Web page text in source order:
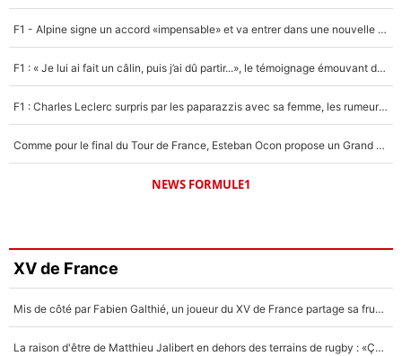
F1 - Alpine signe un accord «impensable» et va entrer dans une nouvelle dimension : Grande nouvelle pour Pierre Gasly !
F1 : « Je lui ai fait un câlin, puis j’ai dû partir...», le témoignage émouvant de Max Verstappen sur sa fille
F1 : Charles Leclerc surpris par les paparazzis avec sa femme, les rumeurs étaient vraies !
Comme pour le final du Tour de France, Esteban Ocon propose un Grand Prix de Formule 1 à Paris : «Autour de l’Arc de Triomphe, ce serait génial» !
NEWS FORMULE1
XV de France
Mis de côté par Fabien Galthié, un joueur du XV de France partage sa frustration : «ils ne me l’ont pas dit tout de suite»
La raison d'être de Matthieu Jalibert en dehors des terrains de rugby : «Ça m'atteint autant que si tu touches à un membre de ma famille»